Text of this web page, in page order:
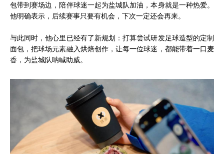
包带到赛场边，陪伴球迷一起为盐城队加油，本身就是一种热爱。
他明确表示，后续赛事只要有机会，下次一定还会再来。
与此同时，他心里已经有了新规划：打算尝试研发足球造型的定制
面包，把球场元素融入烘焙创作，让每一位球迷，都能带着一口麦
香，为盐城队呐喊助威。